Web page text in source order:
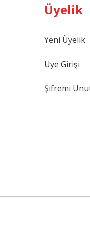
Gönder
Üyelik
Yeni Üyelik
Üye Girişi
Şifremi